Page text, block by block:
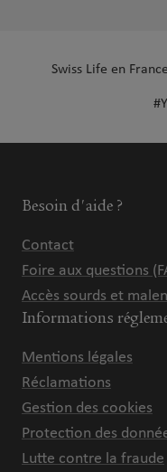
Swiss Life en France
Besoin d'aide ?
Contact
Foire aux questions
Accès sourds et
Informations
Mentions légales
Réclamations
Gestion des cookies
Protection des
Lutte contre la fraude